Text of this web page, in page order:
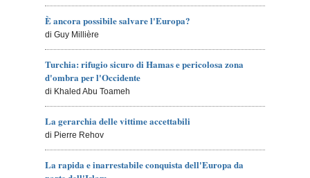
È ancora possibile salvare l'Europa?
di Guy Millière
Turchia: rifugio sicuro di Hamas e pericolosa zona
d'ombra per l'Occidente
di Khaled Abu Toameh
La gerarchia delle vittime accettabili
di Pierre Rehov
La rapida e inarrestabile conquista dell'Europa da